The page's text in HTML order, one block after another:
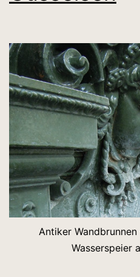
Antiker
Wasserspeier